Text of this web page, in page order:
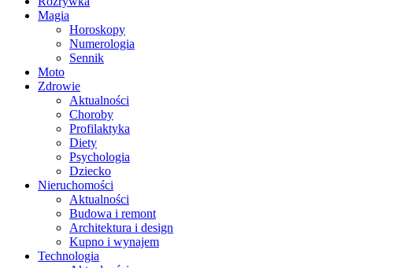
Magia
Horoskopy
Numerologia
Sennik
Moto
Zdrowie
Aktualności
Choroby
Profilaktyka
Diety
Psychologia
Dziecko
Nieruchomości
Aktualności
Budowa i remont
Architektura i design
Kupno i wynajem
Technologia